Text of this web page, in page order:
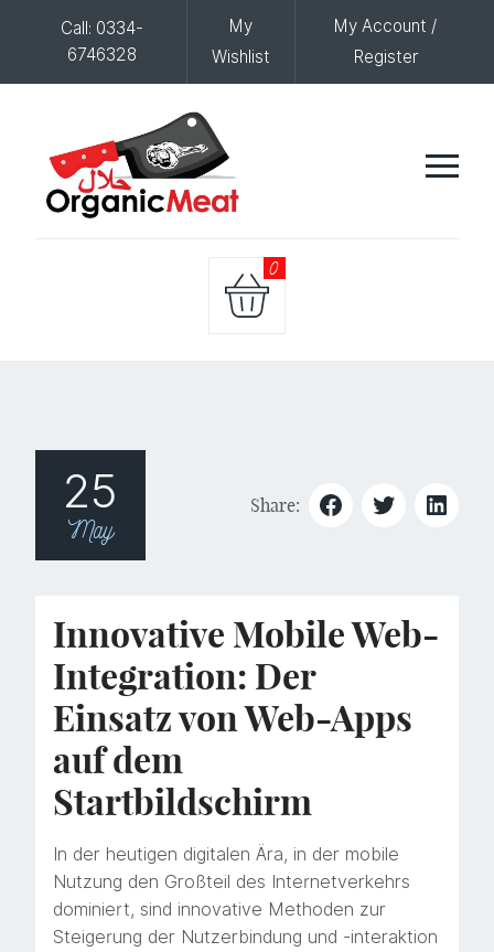
Call: 0334-
6746328
My
Wishlist
My Account /
Register
0
25
May
Share:
Innovative Mobile Web-
Integration: Der
Einsatz von Web-Apps
auf dem
Startbildschirm
In der heutigen digitalen Ära, in der mobile
Nutzung den Großteil des Internetverkehrs
dominiert, sind innovative Methoden zur
Steigerung der Nutzerbindung und -interaktion